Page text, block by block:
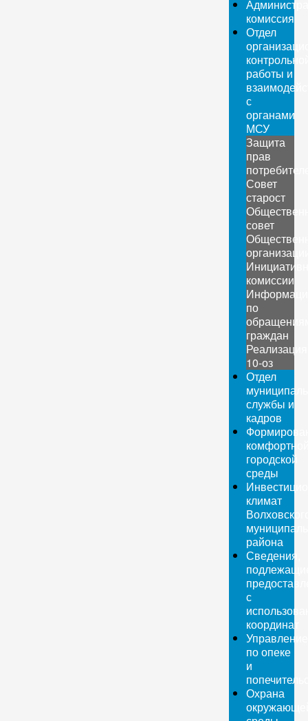
комиссия
Отдел
работы и
с
органами
МСУ
Защита
прав
Совет
старост
совет
комиссии
по
граждан
Реализация
10-оз
Отдел
службы и
кадров
городской
среды
климат
района
Сведения,
с
координат
Управление
по опеке
и
Охрана